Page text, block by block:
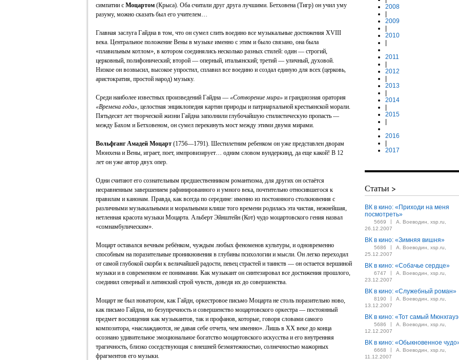
симпатии с Моцартом (Крыса). Оба считали друг друга лучшими. Бетховена (Тигр) он учил уму
разуму, можно сказать был его учителем…
Главная заслуга Гайдна в том, что он сумел слить воедино все музыкальные достижения XVIII
века. Центральное положение Вены в музыке именно с этим и было связано, она была
«плавильным котлом», в котором соединялись несколько разных стилей: один — строгий,
церковный, полифонический; второй — оперный, итальянский; третий — уличный, духовой.
Низкое он возвысил, высокое упростил, сплавил все воедино и создал единую для всех (церковь,
аристократия, простой народ) музыку.
Среди наиболее известных произведений Гайдна — «Сотворение мира» и грандиозная оратория
«Времена года», целостная энциклопедия картин природы и патриархальной крестьянской морали.
Пятьдесят лет творческой жизни Гайдна заполнили глубочайшую стилистическую пропасть —
между Бахом и Бетховеном, он сумел перекинуть мост между этими двумя мирами.
Вольфганг Амадей Моцарт (1756—1791). Шестилетним ребенком он уже представлен дворам
Мюнхена и Вены, играет, поет, импровизирует… одним словом вундеркинд, да еще какой! В 12
лет он уже автор двух опер.
Одни считают его сознательным предшественником романтизма, для других он остаётся
несравненным завершением рафинированного и умного века, почтительно относившегося к
правилам и канонам. Правда, как всегда по середине: именно из постоянного столкновения с
различными музыкальными и моральными клише того времени родилась эта чистая, нежнейшая,
нетленная красота музыки Моцарта. Альберт Эйнштейн (Кот) чудо моцартовского гения назвал
«сомнамбулическим».
Моцарт оставался вечным ребёнком, чуждым любых феноменов культуры, и одновременно
способным на поразительные проникновения в глубины психологии и мысли. Он легко переходил
от самой глубокой скорби к величайшей радости, певец страстей и таинств — он остается вершиной
музыки и в современном ее понимании. Как музыкант он синтезировал все достижения прошлого,
соединил северный и латинский строй чувств, доведя их до совершенства.
Моцарт не был новатором, как Гайдн, оркестровое письмо Моцарта не столь поразительно ново,
как письмо Гайдна, но безупречность и совершенство моцартовского оркестра — постоянный
предмет восхищения как музыкантов, так и профанов, которые, говоря словами самого
композитора, «наслаждаются, не давая себе отчета, чем именно». Лишь в XX веке до конца
осознано удивительное эмоциональное богатство моцартовского искусства и его внутренняя
трагичность, близко соседствующая с внешней безмятежностью, солнечностью мажорных
фрагментов его музыки.
2008
2009
2010
2011
2012
2013
2014
2015
2016
2017
Статьи >
ВК в кино: «Приходи на меня
посмотреть»
5669 |
А. Воеводин, xsp.ru,
26.12.2007
ВК в кино: «Зимняя вишня»
5686 |
А. Воеводин, xsp.ru,
25.12.2007
ВК в кино: «Собачье сердце»
6747 |
А. Воеводин, xsp.ru,
23.12.2007
ВК в кино: «Служебный роман»
8190 |
А. Воеводин, xsp.ru,
13.12.2007
ВК в кино: «Тот самый
5686 |
А. Воеводин, xsp.ru,
12.12.2007
ВК в кино: «Обыкновенное
6668 |
А. Воеводин, xsp.ru,
11.12.2007